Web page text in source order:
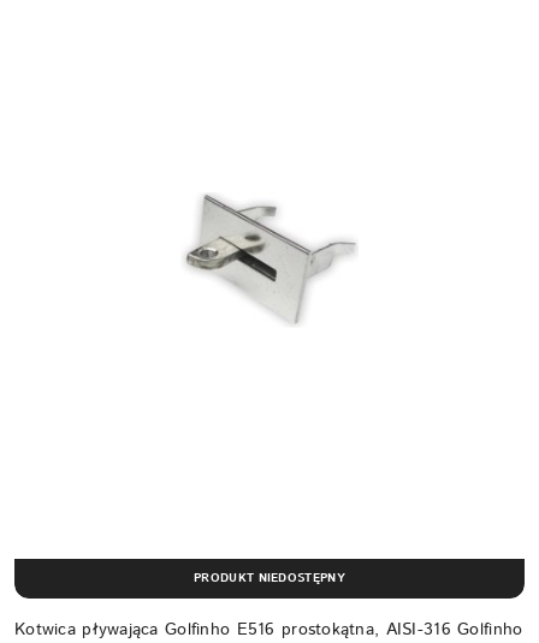
Kotwica pływająca Golfinho E516 prostokątna, AISI-316 Golfinho
PRODUKT NIEDOSTĘPNY